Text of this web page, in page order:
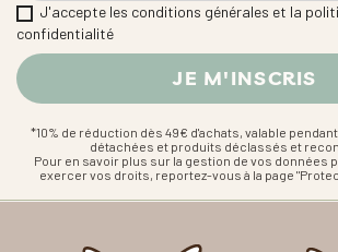
J'accepte les conditions générales et la
confidentialité
*10% de réduction dès 49€ d'achats, valable
détachées et produits déclassés et
Pour en savoir plus sur la gestion de vos données
exercer vos droits, reportez-vous à la page